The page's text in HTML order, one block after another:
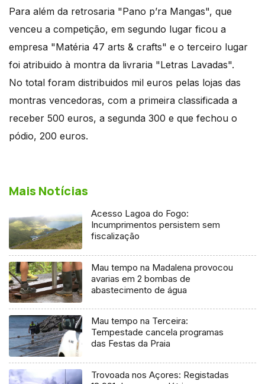
Para além da retrosaria "Pano p’ra Mangas", que
venceu a competição, em segundo lugar ficou a
empresa "Matéria 47 arts & crafts" e o terceiro lugar
foi atribuido à montra da livraria "Letras Lavadas".
No total foram distribuidos mil euros pelas lojas das
montras vencedoras, com a primeira classificada a
receber 500 euros, a segunda 300 e que fechou o
pódio, 200 euros.
Mais Notícias
Acesso Lagoa do Fogo:
Incumprimentos persistem sem
fiscalização
Mau tempo na Madalena provocou
avarias em 2 bombas de
abastecimento de água
Mau tempo na Terceira:
Tempestade cancela programas
das Festas da Praia
Trovoada nos Açores: Registadas